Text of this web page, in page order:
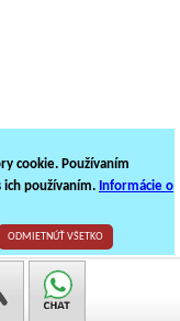
cookie. Používaním
ich používaním. Informácie o
ODMIETNÚŤ VŠETKO